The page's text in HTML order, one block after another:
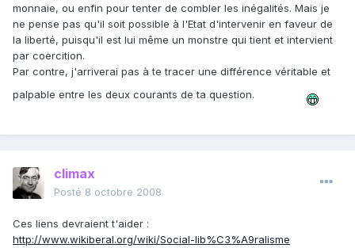
monnaie, ou enfin pour tenter de combler les inégalités. Mais je
ne pense pas qu'il soit possible à l'Etat d'intervenir en faveur de
la liberté, puisqu'il est lui même un monstre qui tient et intervient
par coercition.
Par contre, j'arriverai pas à te tracer une différence véritable et
palpable entre les deux courants de ta question.
climax
Posté 8 octobre 2008
Ces liens devraient t'aider :
http://www.wikiberal.org/wiki/Social-lib%C3%A9ralisme